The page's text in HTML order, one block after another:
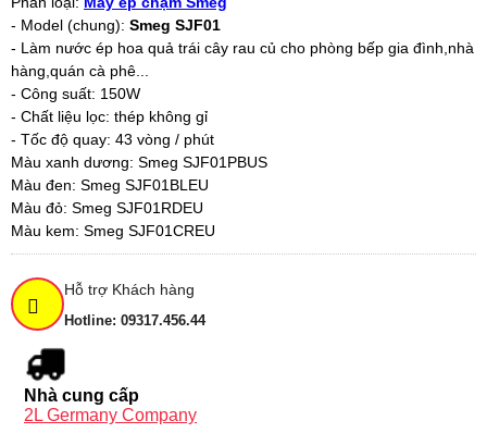
- Model (chung): Smeg SJF01
- Làm nước ép hoa quả trái cây rau củ cho phòng bếp gia đình,nhà
hàng,quán cà phê...
- Công suất: 150W
- Chất liệu lọc: thép không gỉ
- Tốc độ quay: 43 vòng / phút
Màu xanh dương: Smeg SJF01PBUS
Màu đen: Smeg SJF01BLEU
Màu đỏ: Smeg SJF01RDEU
Màu kem: Smeg SJF01CREU
Hỗ trợ Khách hàng
Hotline: 09317.456.44
Nhà cung cấp
2L Germany Company